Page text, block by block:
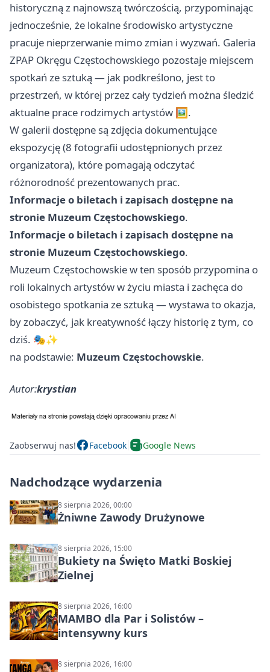
historyczną z najnowszą twórczością, przypominając
jednocześnie, że lokalne środowisko artystyczne
pracuje nieprzerwanie mimo zmian i wyzwań. Galeria
ZPAP Okręgu Częstochowskiego pozostaje miejscem
spotkań ze sztuką — jak podkreślono, jest to
przestrzeń, w której przez cały tydzień można śledzić
aktualne prace rodzimych artystów 🖼️.
W galerii dostępne są zdjęcia dokumentujące
ekspozycję (8 fotografii udostępnionych przez
organizatora), które pomagają odczytać
różnorodność prezentowanych prac.
Informacje o biletach i zapisach dostępne na
stronie Muzeum Częstochowskiego.
Informacje o biletach i zapisach dostępne na
stronie Muzeum Częstochowskiego.
Muzeum Częstochowskie w ten sposób przypomina o
roli lokalnych artystów w życiu miasta i zachęca do
osobistego spotkania ze sztuką — wystawa to okazja,
by zobaczyć, jak kreatywność łączy historię z tym, co
dziś. 🎭✨
na podstawie: Muzeum Częstochowskie.
Autor:krystian
Zaobserwuj nas! Facebook Google News
Nadchodzące wydarzenia
8 sierpnia 2026, 00:00
Żniwne Zawody Drużynowe
8 sierpnia 2026, 15:00
Bukiety na Święto Matki Boskiej
Zielnej
8 sierpnia 2026, 16:00
MAMBO dla Par i Solistów –
intensywny kurs
8 sierpnia 2026, 16:00